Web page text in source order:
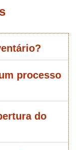
processo
do